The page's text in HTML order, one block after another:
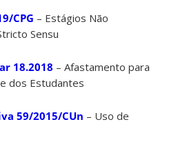
CPG – Estágios Não
Sensu
18.2018 – Afastamento para
dos Estudantes
59/2015/CUn – Uso de